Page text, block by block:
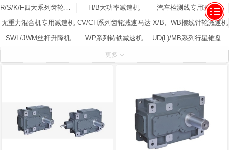
R/S/K/F四大系列齿轮减速机 H/B大功率减速机
汽车检测线专用减速机
无重力混合机专用减速机 CV/CH系列齿轮减速马达 X/B、WB摆线针轮减速机
SWL/JWM丝杆升降机
WP系列铸铁减速机
UD(L)/MB系列行星锥盘无级变速器
更多